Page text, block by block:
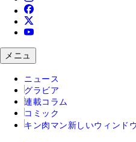
メニュ
ニュース
グラビア
連載コラム
コミック
キン肉マン 新しいウィンド